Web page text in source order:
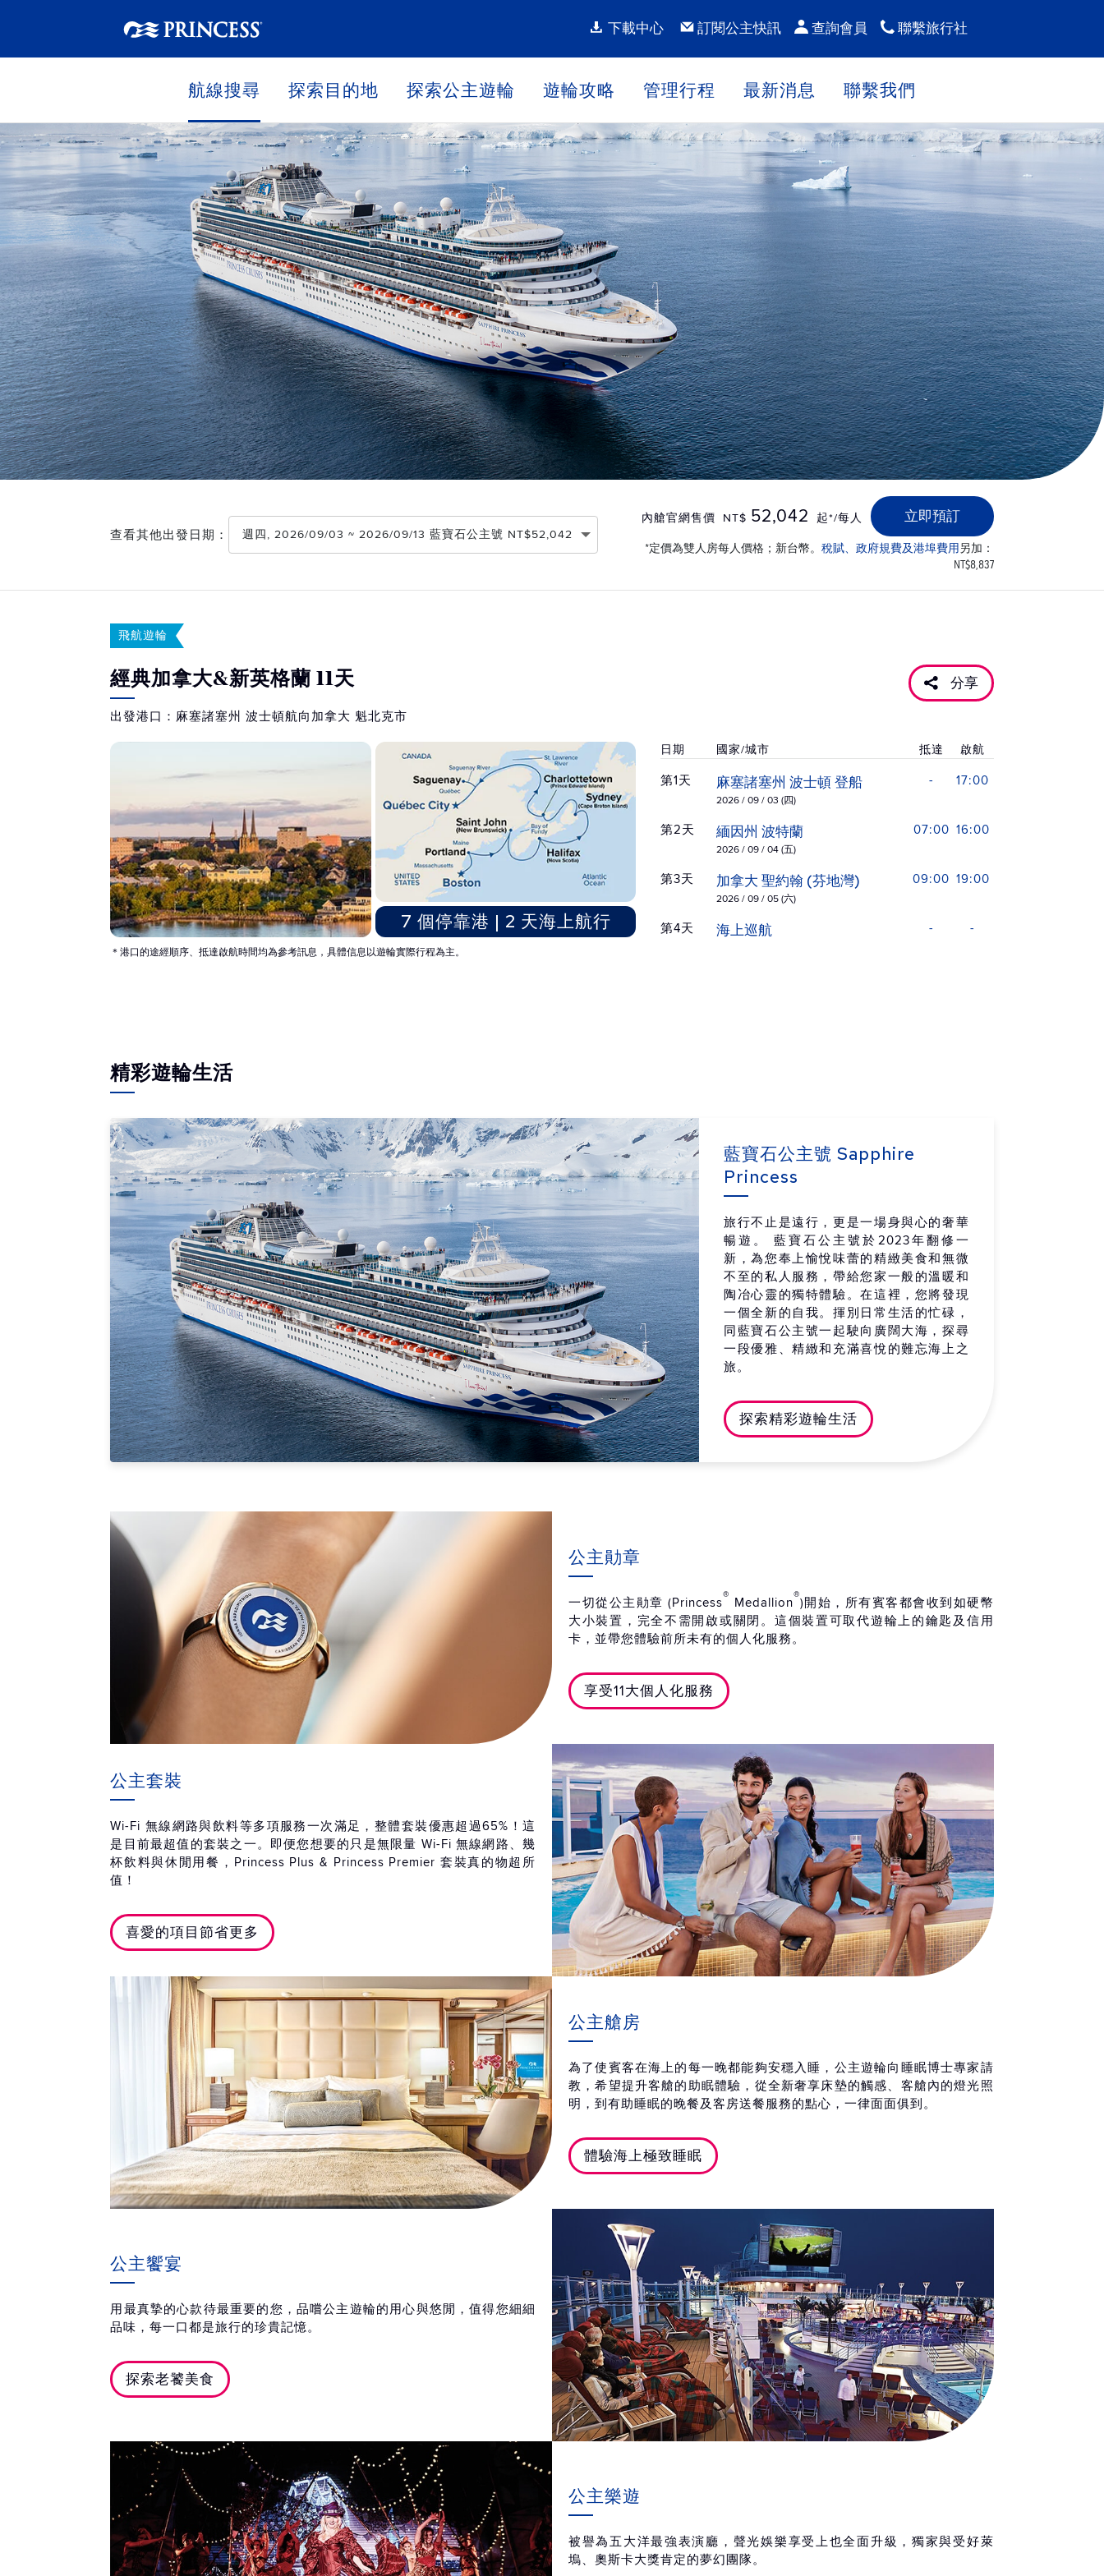
下載中心 訂閱公主快訊 查詢會員 聯繫旅行社
航線搜尋 探索目的地 探索公主遊輪 遊輪攻略 管理行程 最新消息 聯繫我們
查看其他出發日期： 週四, 2026/09/03 ~ 2026/09/13 藍寶石公主號 NT$52,042
內艙官網售價 NT$ 52,042 起*/每人 立即預訂
*定價為雙人房每人價格；新台幣。 稅賦、政府規費及港埠費用另加：
NT$8,837
飛航遊輪
經典加拿大&新英格蘭 11天
出發港口：麻塞諸塞州 波士頓航向加拿大 魁北克市
分享
7 個停靠港 | 2 天海上航行
日期 國家/城市 抵達 啟航
第1天 麻塞諸塞州 波士頓 登船
2026 / 09 / 03 (四)
- 17:00
第2天 緬因州 波特蘭
2026 / 09 / 04 (五)
07:00 16:00
第3天 加拿大 聖約翰 (芬地灣)
2026 / 09 / 05 (六)
09:00 19:00
第4天 海上巡航 - -
第8天
2026 / 09 / 10 (四)
第9天 海上巡航
2026 / 09 / 11 (五)
第10天 加拿大 夏格內
2026 / 09 / 12 (六)
08:00 17:30
第11天 加拿大 魁北克市 抵達
2026 / 09 / 13 (日)
07:00
＊港口的途經順序、抵達啟航時間均為參考訊息，具體信息以遊輪實際行程為主。
精彩遊輪生活
藍寶石公主號 Sapphire
Princess
旅行不止是遠行，更是一場身與心的奢華
暢遊。 藍寶石公主號於2023年翻修一
新，為您奉上愉悅味蕾的精緻美食和無微
不至的私人服務，帶給您家一般的溫暖和
陶冶心靈的獨特體驗。在這裡，您將發現
一個全新的自我。揮別日常生活的忙碌，
同藍寶石公主號一起駛向廣闊大海，探尋
一段優雅、精緻和充滿喜悅的難忘海上之
旅。
探索精彩遊輪生活
公主勛章
一切從公主勛章 (Princess® Medallion®)開始，所有賓客都會收到如硬幣
大小裝置，完全不需開啟或關閉。這個裝置可取代遊輪上的鑰匙及信用
卡，並帶您體驗前所未有的個人化服務。
享受11大個人化服務
公主套裝
Wi-Fi 無線網路與飲料等多項服務一次滿足，整體套裝優惠超過65%！這
是目前最超值的套裝之一。即便您想要的只是無限量 Wi-Fi 無線網路、幾
杯飲料與休閒用餐，Princess Plus & Princess Premier 套裝真的物超所
值！
喜愛的項目節省更多
公主艙房
為了使賓客在海上的每一晚都能夠安穩入睡，公主遊輪向睡眠博士專家請
教，希望提升客艙的助眠體驗，從全新奢享床墊的觸感、客艙內的燈光照
明，到有助睡眠的晚餐及客房送餐服務的點心，一律面面俱到。
體驗海上極致睡眠
公主饗宴
用最真摯的心款待最重要的您，品嚐公主遊輪的用心與悠閒，值得您細細
品味，每一口都是旅行的珍貴記憶。
探索老饕美食
公主樂遊
被譽為五大洋最強表演廳，聲光娛樂享受上也全面升級，獨家與受好萊
塢、奧斯卡大獎肯定的夢幻團隊。